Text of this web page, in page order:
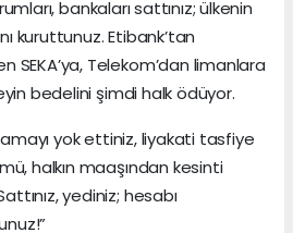
bankaları sattınız; ülkenin
kuruttunuz. Etibank’tan
SEKA’ya, Telekom’dan limanlara
bedelini şimdi halk ödüyor.
yok ettiniz, liyakati tasfiye
halkın maaşından kesinti
yediniz; hesabı